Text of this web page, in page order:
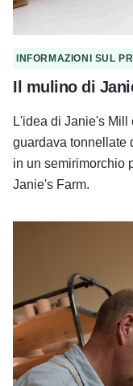
INFORMAZIONI SUL
Il mulino di
L'idea di Janie's Mill
guardava tonnellate
in un semirimorchio
Janie's Farm.